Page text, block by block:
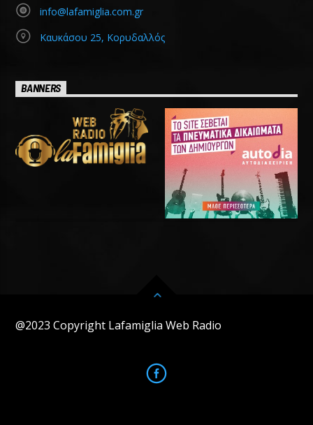
info@lafamiglia.com.gr
Καυκάσου 25, Κορυδαλλός
BANNERS
@2023 Copyright Lafamiglia Web Radio